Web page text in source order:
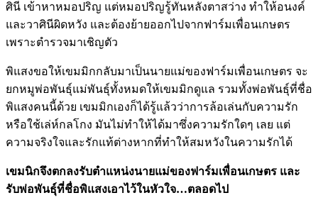
ศินี เข้าหาหมอปริญ แต่หมอปริญรู้ทันหลังตาสว่าง ทำให้อนงค์
และวาศินีผิดหวัง และต้องย้ายออกไปจากฟาร์มเพื่อนเกษตร
เพราะตำรวจมาเชิญตัว
พิแสงขอให้เขมมิกกลับมาเป็นนายแม่ของฟาร์มเพื่อนเกษตร จะ
ยกหมูพ่อพันธุ์แม่พันธุ์ทั้งหมดให้เขมมิกดูแล รวมทั้งพ่อพันธุ์ที่ชื่อ
พิแสงคนนี้ด้วย เขมมิกเองก็ได้รู้แล้วว่าการล้อเล่นกับความรัก
หรือใช้เล่ห์กลโกง มันไม่ทำให้ได้มาซึ่งความรักใดๆ เลย แต่
ความจริงใจและรักแท้ต่างหากที่ทำให้สมหวังในความรักได้
เขมนิกจึงตกลงรับตำแหน่งนายแม่ของฟาร์มเพื่อนเกษตร และ
รับพ่อพันธุ์ที่ชื่อพิแสงเอาไว้ในหัวใจ…ตลอดไป